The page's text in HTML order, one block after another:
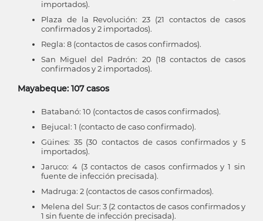
importados).
Plaza de la Revolución: 23 (21 contactos de casos
confirmados y 2 importados).
Regla: 8 (contactos de casos confirmados).
San Miguel del Padrón: 20 (18 contactos de casos
confirmados y 2 importados).
Mayabeque: 107 casos
Batabanó: 10 (contactos de casos confirmados).
Bejucal: 1 (contacto de caso confirmado).
Güines: 35 (30 contactos de casos confirmados y 5
importados).
Jaruco: 4 (3 contactos de casos confirmados y 1 sin
fuente de infección precisada).
Madruga: 2 (contactos de casos confirmados).
Melena del Sur: 3 (2 contactos de casos confirmados y
1 sin fuente de infección precisada).